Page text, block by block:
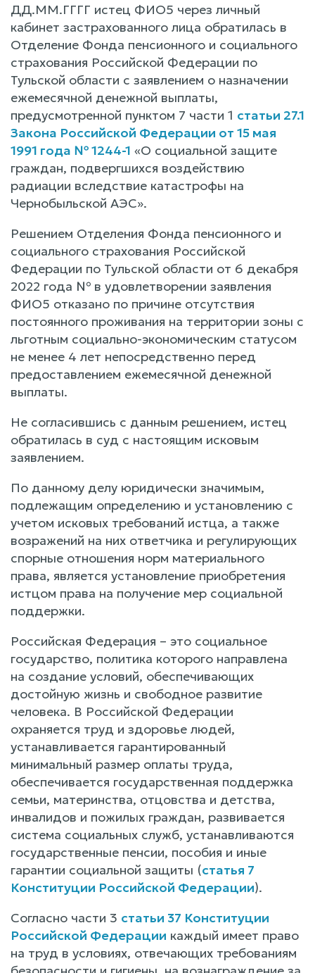
ДД.ММ.ГГГГ истец ФИО5 через личный
кабинет застрахованного лица обратилась в
Отделение Фонда пенсионного и социального
страхования Российской Федерации по
Тульской области с заявлением о назначении
ежемесячной денежной выплаты,
предусмотренной пунктом 7 части 1 статьи 27.1
Закона Российской Федерации от 15 мая
1991 года № 1244-1 «О социальной защите
граждан, подвергшихся воздействию
радиации вследствие катастрофы на
Чернобыльской АЭС».
Решением Отделения Фонда пенсионного и
социального страхования Российской
Федерации по Тульской области от 6 декабря
2022 года № в удовлетворении заявления
ФИО5 отказано по причине отсутствия
постоянного проживания на территории зоны с
льготным социально-экономическим статусом
не менее 4 лет непосредственно перед
предоставлением ежемесячной денежной
выплаты.
Не согласившись с данным решением, истец
обратилась в суд с настоящим исковым
заявлением.
По данному делу юридически значимым,
подлежащим определению и установлению с
учетом исковых требований истца, а также
возражений на них ответчика и регулирующих
спорные отношения норм материального
права, является установление приобретения
истцом права на получение мер социальной
поддержки.
Российская Федерация – это социальное
государство, политика которого направлена
на создание условий, обеспечивающих
достойную жизнь и свободное развитие
человека. В Российской Федерации
охраняется труд и здоровье людей,
устанавливается гарантированный
минимальный размер оплаты труда,
обеспечивается государственная поддержка
семьи, материнства, отцовства и детства,
инвалидов и пожилых граждан, развивается
система социальных служб, устанавливаются
государственные пенсии, пособия и иные
гарантии социальной защиты (статья 7
Конституции Российской Федерации).
Согласно части 3 статьи 37 Конституции
Российской Федерации каждый имеет право
на труд в условиях, отвечающих требованиям